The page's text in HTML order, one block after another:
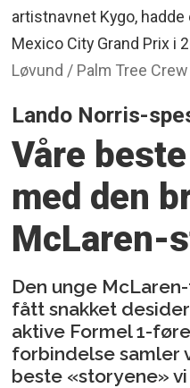
artistnavnet Kygo,
Mexico City Grand Prix i
Løvund / Palm Tree Crew
Lando Norris-
Våre
med den
McLaren-
Den unge
fått snakket
aktive Formel 1-
forbindelse samler
beste «storyene»